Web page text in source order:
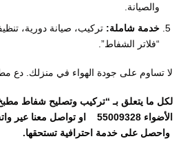
والصيانة.
خدمة شاملة: تركيب، صيانة دورية،
“فلاتر الشفاط”.
لا تساوم على جودة الهواء في منزلك. دع
لكل ما يتعلق بـ “تركيب وتصليح شفاط
الأضواء 55009328 ا
و تواصل معنا عير
واحصل على خدمة احترافية تستحقها.